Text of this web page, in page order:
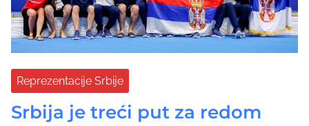
Reprezentacije Srbije
Srbija je treći put za redom